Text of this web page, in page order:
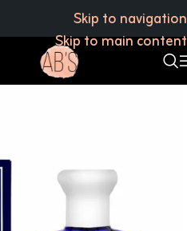
Skip to navigation
Skip to main content